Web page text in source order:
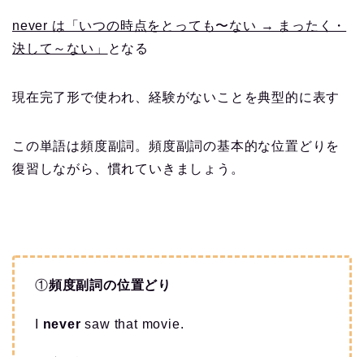
never は「いつの時点をとっても〜ない → まったく・
決して～ない」
となる
現在完了形で使われ、経験がないことを典型的に表す
この単語は頻度副詞。頻度副詞の基本的な位置どりを
復習しながら、慣れていきましょう。
①頻度副詞の位置どり
never saw that movie.